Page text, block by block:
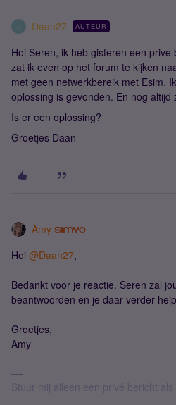
D Daan27 AUTEUR
Hoi Seren, ik heb gisteren een
zat ik even op het forum te kijken
met geen netwerkbereik met Esim.
oplossing is gevonden. En nog
Is er een oplossing?
Groetjes Daan
Amy
Hoi @Daan27,
Bedankt voor je reactie. Seren zal
beantwoorden en je daar verder
Groetjes,
Amy
Stuur mij alleen een privé bericht